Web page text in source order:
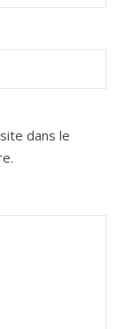
dans le